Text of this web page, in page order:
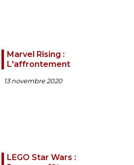
Marvel Rising :
L'affrontement
13 novembre 2020
LEGO Star Wars :